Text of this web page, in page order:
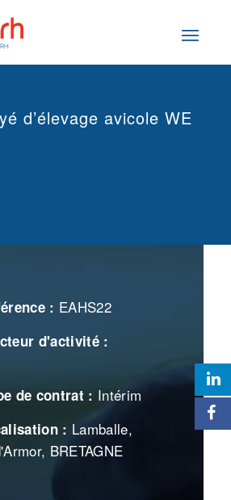
d’élevage avicole WE
: EAHS22
d'activité :
de contrat : Intérim
: Lamballe,
BRETAGNE